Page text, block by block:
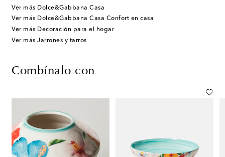
Ver más Dolce&Gabbana Casa
Ver más Dolce&Gabbana Casa Confort en casa
Ver más Decoración para el hogar
Ver más Jarrones y tarros
Combínalo con